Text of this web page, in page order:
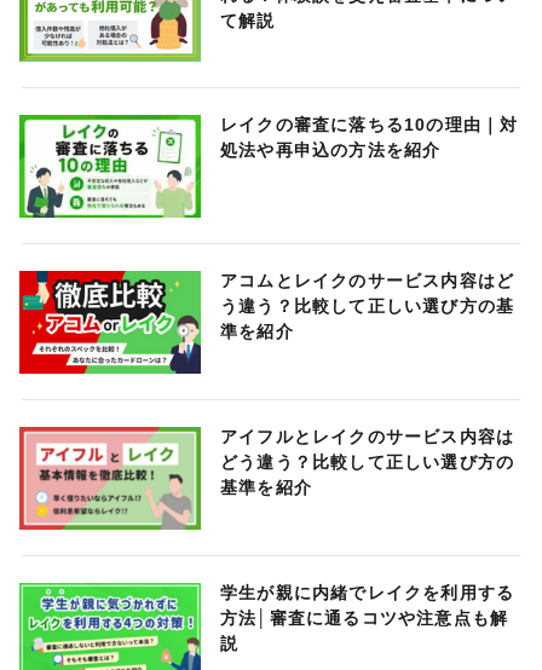
て解説
レイクの審査に落ちる10の理由｜対
処法や再申込の方法を紹介
アコムとレイクのサービス内容はど
う違う？比較して正しい選び方の基
準を紹介
アイフルとレイクのサービス内容は
どう違う？比較して正しい選び方の
基準を紹介
学生が親に内緒でレイクを利用する
方法│審査に通るコツや注意点も解
説